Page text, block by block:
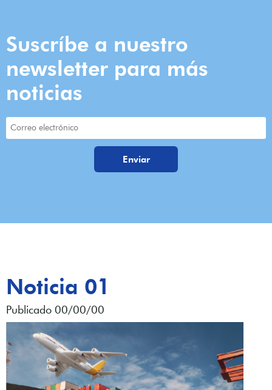
Suscríbe a nuestro
newsletter para más
noticias
Noticia 01
Publicado 00/00/00